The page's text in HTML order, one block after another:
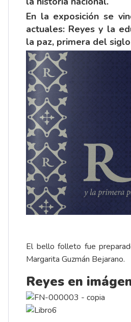
En la exposición se
actuales: Reyes y la
la paz, primera del
El bello folleto fue
Margarita Guzmán Bejarano.
Reyes en